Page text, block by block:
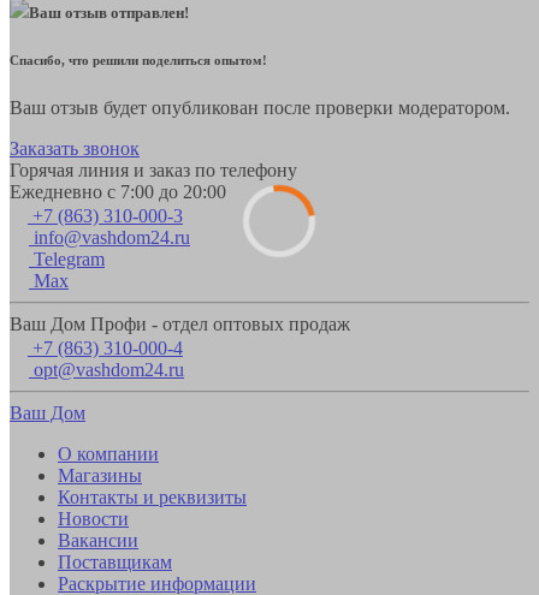
Ваш отзыв отправлен!
Спасибо, что решили поделиться опытом!
Ваш отзыв будет опубликован после проверки модератором.
Заказать звонок
Горячая линия и заказ по телефону
Ежедневно с 7:00 до 20:00
+7 (863) 310-000-3
info@vashdom24.ru
Telegram
Max
Ваш Дом Профи - отдел оптовых продаж
+7 (863) 310-000-4
opt@vashdom24.ru
Ваш Дом
О компании
Магазины
Контакты и реквизиты
Новости
Вакансии
Поставщикам
Раскрытие информации